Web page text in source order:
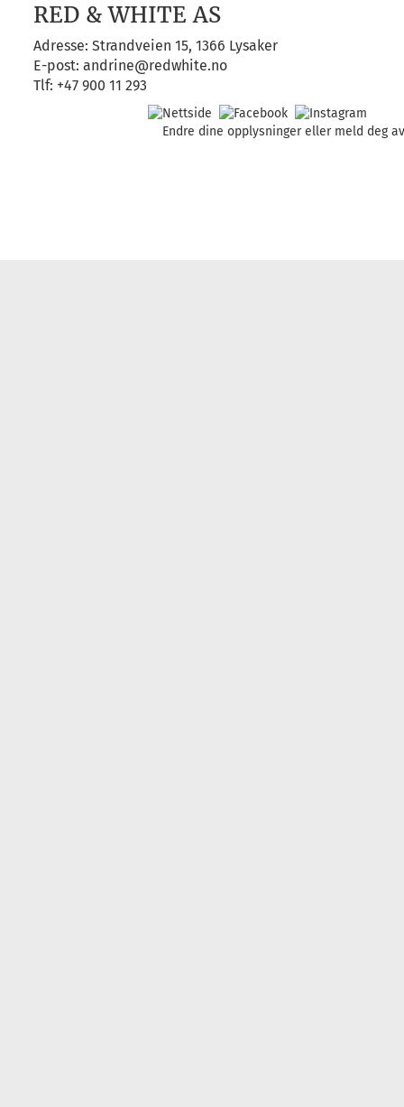
RED & WHITE AS
Adresse: Strandveien 15, 1366 Lysaker
E-post:andrine@redwhite.no
Tlf: +47 900 11 293
Endre dine opplysningereller meld deg